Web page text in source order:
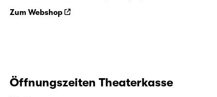
Zum Webshop
Öffnungszeiten Theaterkasse